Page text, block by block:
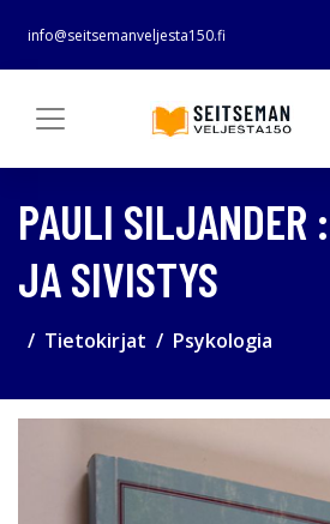
info@seitsemanveljesta150.fi
PAULI SILJANDER
JA SIVISTYS
Tietokirjat Psykologia